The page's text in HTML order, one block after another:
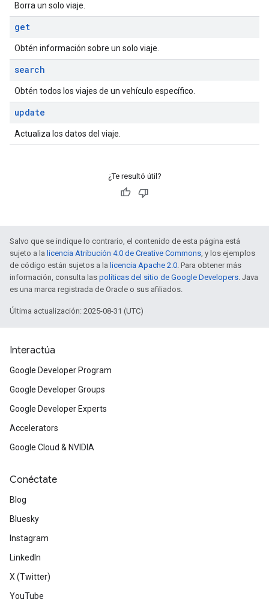
Borra un solo viaje.
get
Obtén información sobre un solo viaje.
search
Obtén todos los viajes de un vehículo específico.
update
Actualiza los datos del viaje.
¿Te resultó útil?
Salvo que se indique lo contrario, el contenido de esta página está
sujeto a la licencia Atribución 4.0 de Creative Commons, y los ejemplos
de código están sujetos a la licencia Apache 2.0. Para obtener más
información, consulta las políticas del sitio de Google Developers. Java
es una marca registrada de Oracle o sus afiliados.
Última actualización: 2025-08-31 (UTC)
Interactúa
Google Developer Program
Google Developer Groups
Google Developer Experts
Accelerators
Google Cloud & NVIDIA
Conéctate
Blog
Bluesky
Instagram
LinkedIn
X (Twitter)
YouTube